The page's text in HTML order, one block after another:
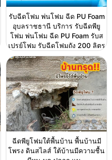
รับฉีดโฟม พ่นโฟม ฉีด PU Foam
อุบลราชธานี บริการ รับฉีดพียู
โฟม พ่นโฟม ฉีด PU Foam รับส
เปรย์โฟม รับฉีดโฟมถัง 200 ลิตร
ฉีดพียูโฟมใต้พื้นบ้าน พื้นบ้านมี
โพรง ดินสไลส์ ใต้บ้านมีความชื้น